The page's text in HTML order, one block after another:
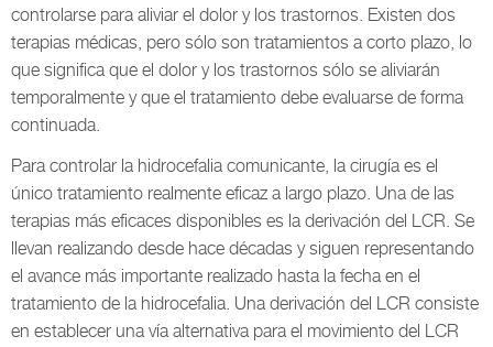
controlarse para aliviar el dolor y los trastornos. Existen dos
terapias médicas, pero sólo son tratamientos a corto plazo, lo
que significa que el dolor y los trastornos sólo se aliviarán
temporalmente y que el tratamiento debe evaluarse de forma
continuada.
Para controlar la hidrocefalia comunicante, la cirugía es el
único tratamiento realmente eficaz a largo plazo. Una de las
terapias más eficaces disponibles es la derivación del LCR. Se
llevan realizando desde hace décadas y siguen representando
el avance más importante realizado hasta la fecha en el
tratamiento de la hidrocefalia. Una derivación del LCR consiste
en establecer una vía alternativa para el movimiento del LCR